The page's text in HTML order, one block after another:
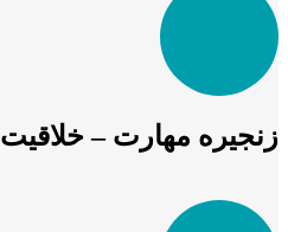
زنجیره مهارت – خلاقیت